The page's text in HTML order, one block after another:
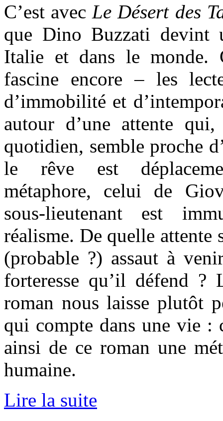
C’est avec Le Désert des
que Dino Buzzati devint
Italie et dans le
fascine encore – les
d’immobilité et
autour d’une attente
quotidien, semble proche
le rêve est
métaphore, celui de
sous-lieutenant est
réalisme. De quelle attente
(probable ?) assaut à
forteresse qu’il défend ?
roman nous laisse plutôt
qui compte dans une vie :
ainsi de ce roman une
humaine.
Lire la suite